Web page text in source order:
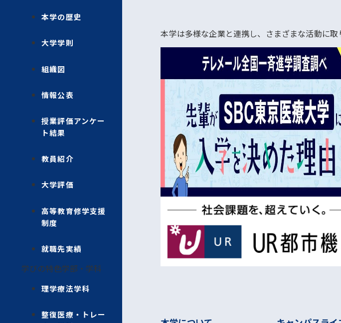
本学の歴史
大学学則
組織図
情報公表
授業評価アンケー
ト結果
教員紹介
大学評価
高等教育修学支援
制度
就職先実績
学びの特色学部・学科
理学療法学科
整復医療・トレー
本学は多様な企業と連携し、さまざまな活動に取